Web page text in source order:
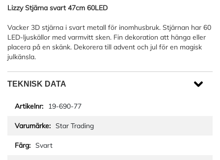
Lizzy Stjärna svart 47cm 60LED
Vacker 3D stjärna i svart metall för inomhusbruk. Stjärnan har 60
LED-ljuskällor med varmvitt sken. Fin dekoration att hänga eller
placera på en skänk. Dekorera till advent och jul för en magisk
julkänsla.
TEKNISK DATA
19-690-77
Star Trading
Svart